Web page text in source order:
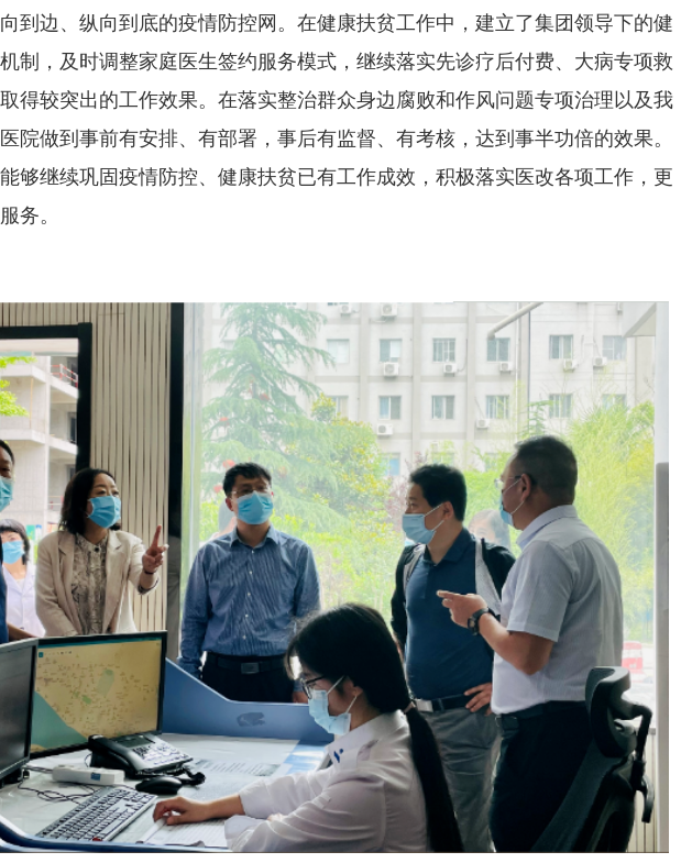
到边、纵向到底的疫情防控网。在健康扶贫工作中，建立了集团领导下的健
制，及时调整家庭医生签约服务模式，继续落实先诊疗后付费、大病专项救
得较突出的工作效果。在落实整治群众身边腐败和作风问题专项治理以及我
院做到事前有安排、有部署，事后有监督、有考核，达到事半功倍的效果。
够继续巩固疫情防控、健康扶贫已有工作成效，积极落实医改各项工作，更
务。